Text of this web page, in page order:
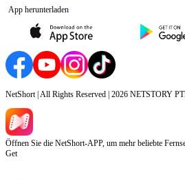
App herunterladen
NetShort | All Rights Reserved | 2026 NETSTORY
Öffnen Sie die NetShort-APP, um mehr beliebte
Get